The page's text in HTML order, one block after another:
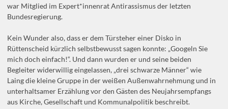
war Mitglied im Expert*innenrat Antirassismus der letzten
Bundesregierung.
Kein Wunder also, dass er dem Türsteher einer Disko in
Rüttenscheid kürzlich selbstbewusst sagen konnte: „Googeln Sie
mich doch einfach!“. Und dann wurden er und seine beiden
Begleiter widerwillig eingelassen, „drei schwarze Männer“ wie
Laing die kleine Gruppe in der weißen Außenwahrnehmung und in
unterhaltsamer Erzählung vor den Gästen des Neujahrsempfangs
aus Kirche, Gesellschaft und Kommunalpolitik beschreibt.